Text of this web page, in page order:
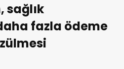
sağlık
fazla ödeme